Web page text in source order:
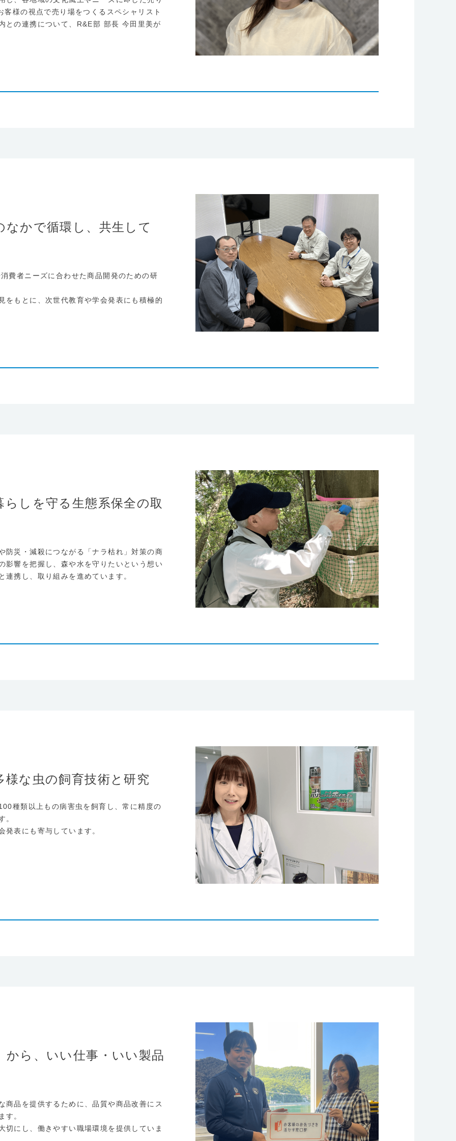
様の視点で売り場をつくるスペシャリスト
との連携について、R&E部 部長 今田里美が
かで循環し、共生して
費者ニーズに合わせた商品開発のための研
をもとに、次世代教育や学会発表にも積極的
しを守る生態系保全の取
防災・減殺につながる「ナラ枯れ」対策の商
影響を把握し、森や水を守りたいという想い
携し、取り組みを進めています。
な虫の飼育技術と研究
種類以上もの病害虫を飼育し、常に精度の
。
発表にも寄与しています。
から、いい仕事・いい製品
商品を提供するために、品質や商品改善にス
す。
切にし、働きやすい職場環境を提供していま